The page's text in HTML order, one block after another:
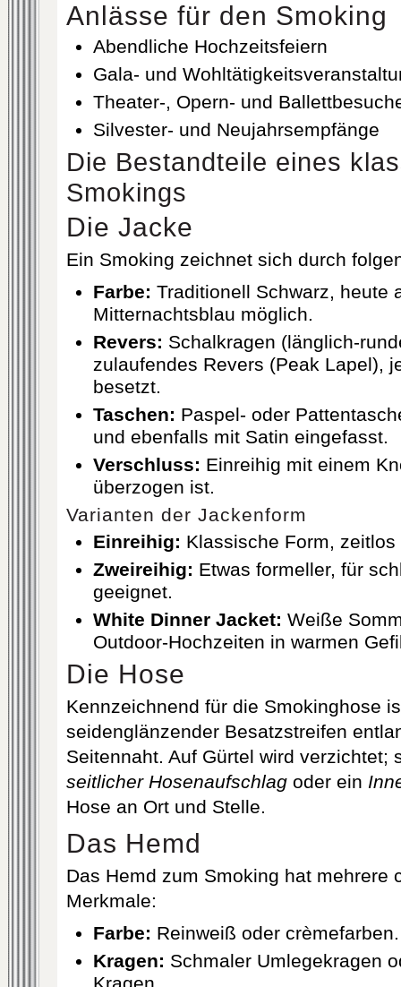
Anlässe für den Smoking
Abendliche Hochzeitsfeiern
Gala‐ und
Theater‑, Opern‑ und
Silvester‑ und Neujahrsempfänge
Die Bestandteile eines
Smokings
Die Jacke
Ein Smoking zeichnet sich durch
Farbe: Traditionell Schwarz, heute
Mitternachtsblau möglich.
Revers: Schalkragen
zulaufendes Revers (Peak Lapel),
besetzt.
Taschen: Paspel- oder
und ebenfalls mit Satin eingefasst.
Verschluss: Einreihig mit einem
überzogen ist.
Varianten der Jackenform
Einreihig: Klassische Form,
Zweireihig: Etwas formeller, für
geeignet.
White Dinner Jacket: Weiße
Outdoor‐Hochzeiten in warmen
Die Hose
Kennzeichnend für die Smokinghose
seidenglänzender Besatzstreifen
Seitennaht. Auf Gürtel wird verzichtet;
seitlicher Hosenaufschlag oder ein
Hose an Ort und Stelle.
Das Hemd
Das Hemd zum Smoking hat mehrere
Merkmale:
Farbe: Reinweiß oder crèmefarben.
Kragen: Schmaler Umlege­kragen